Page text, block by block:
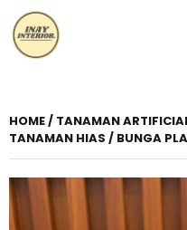
HOME/ TANAMAN
TANAMAN HIAS / BUNGA